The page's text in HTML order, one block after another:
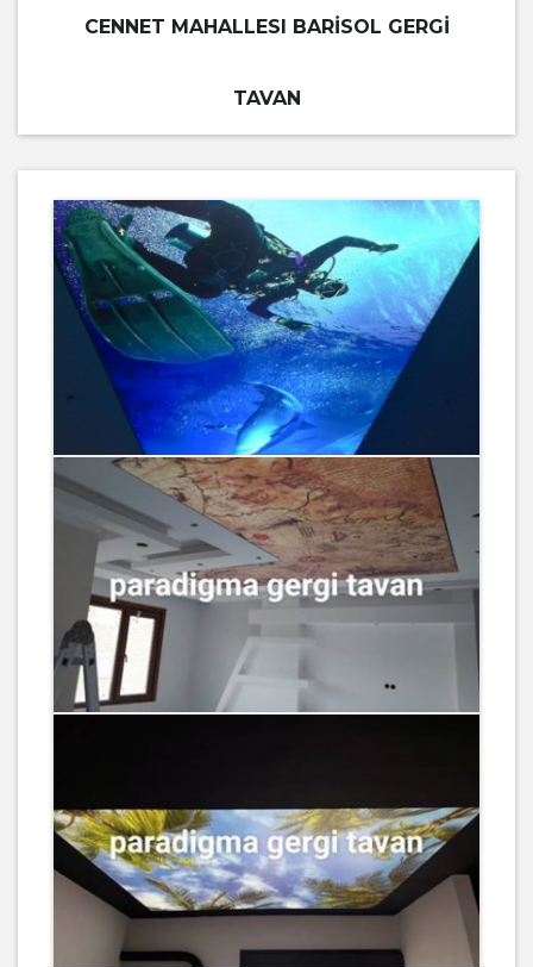
CENNET MAHALLESI BARISOL GERGI
TAVAN